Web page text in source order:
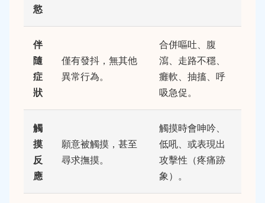
慾
伴
隨
症
狀
僅有發抖，無其他
異常行為。
合併嘔吐、腹
瀉、走路不穩、
癱軟、抽搐、呼
吸急促。
觸
摸
反
應
願意被觸摸，甚至
尋求撫摸。
觸摸時會呻吟、
低吼、或表現出
攻擊性（疼痛跡
象）。